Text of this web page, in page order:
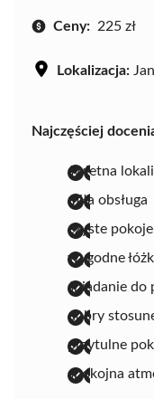
Ceny: 225 zł
Lokalizacja:
Najczęściej
świetna
miła obsługa
czyste pokoje
wygodne
śniadanie do
dobry
przytulne
spokojna